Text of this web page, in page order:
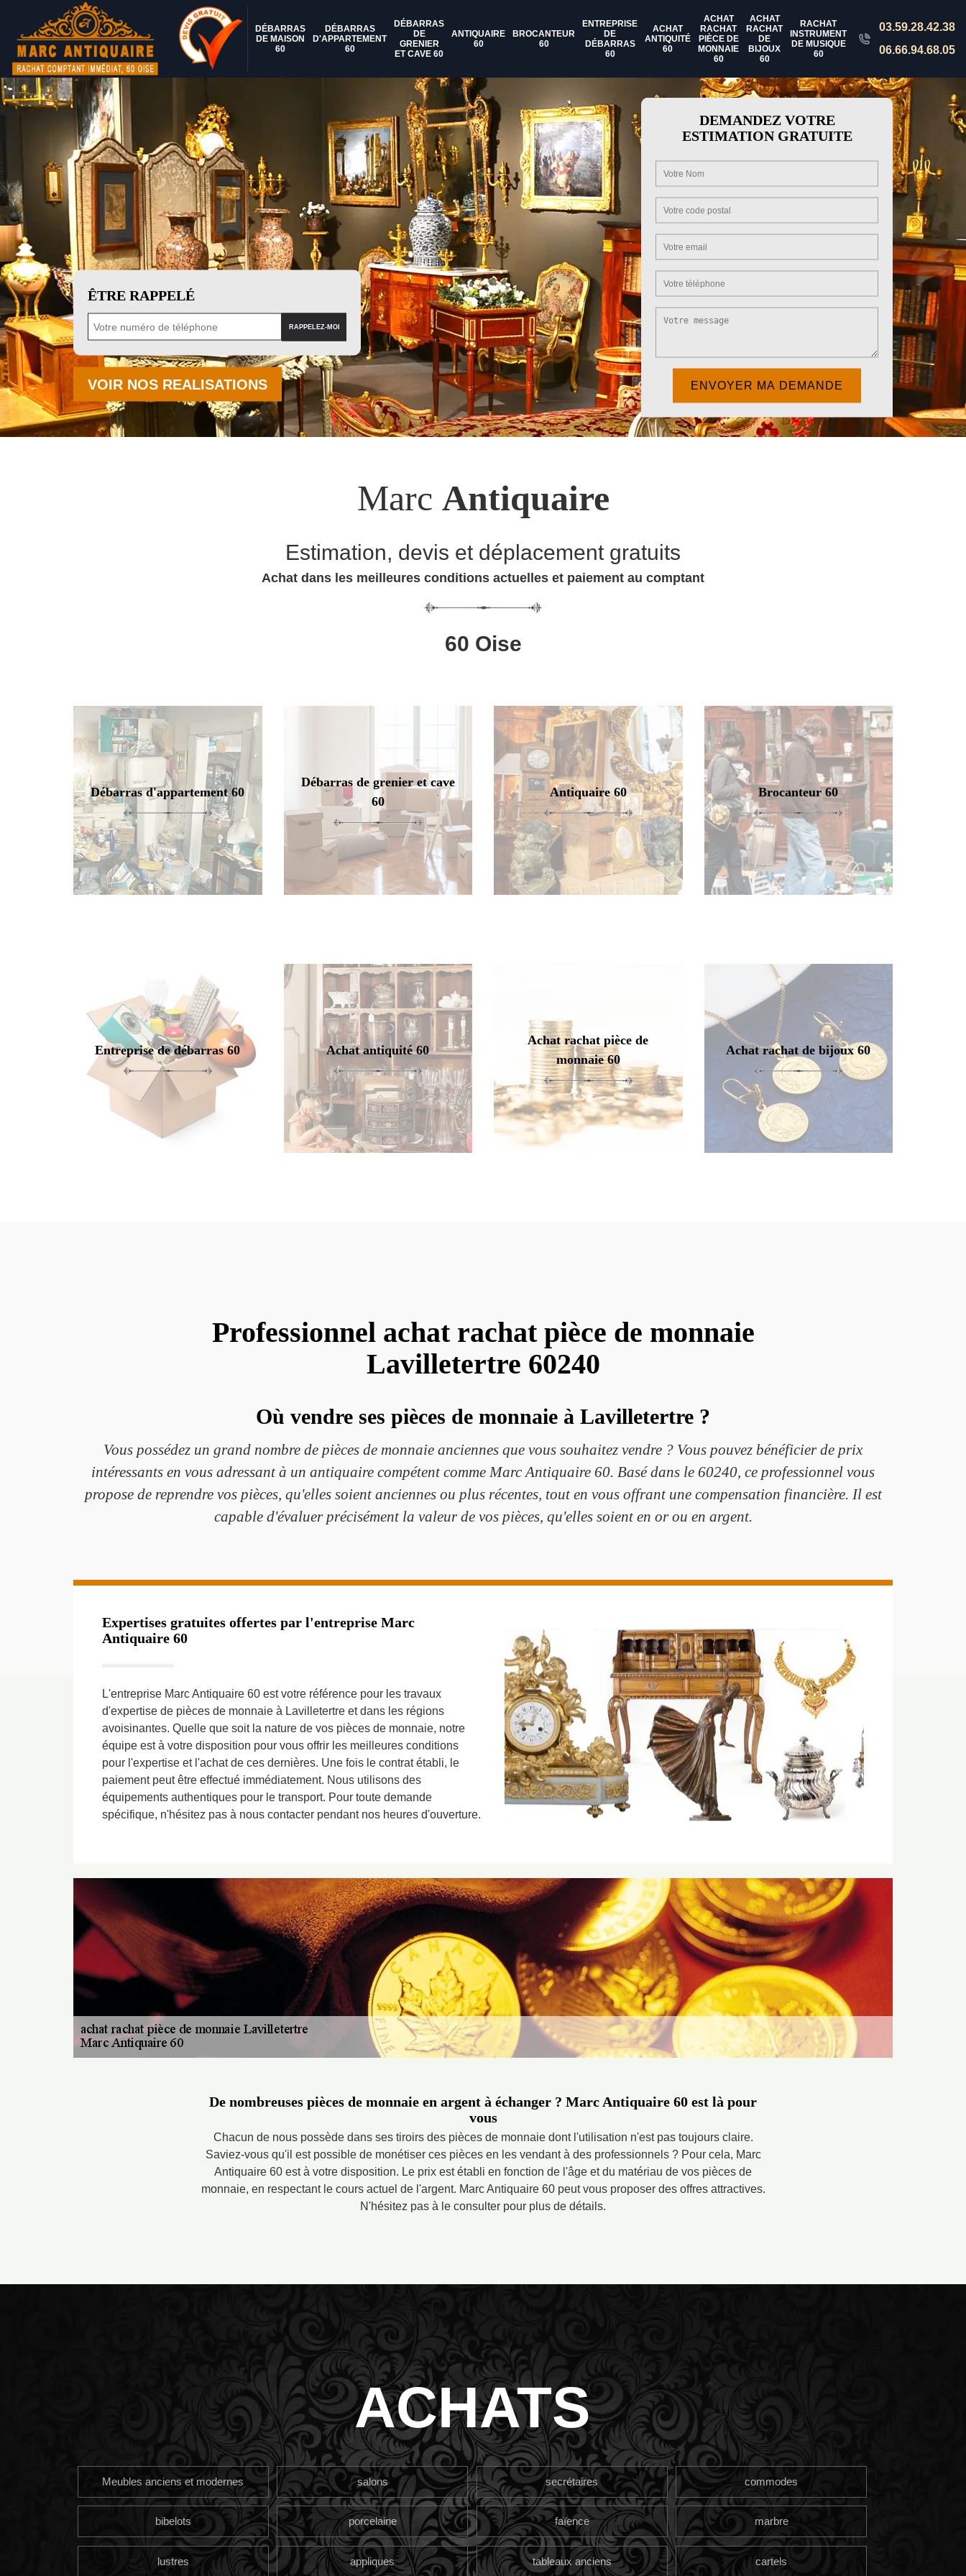
DÉBARRAS
DE MAISON
60
DÉBARRAS
D'APPARTEMENT
60
DÉBARRAS
DE
GRENIER
ET CAVE 60
ANTIQUAIRE
60
BROCANTEUR
60
ENTREPRISE
DE
DÉBARRAS
60
ACHAT
ANTIQUITÉ
60
ACHAT
RACHAT
PIÈCE DE
MONNAIE
60
ACHAT
RACHAT
DE
BIJOUX
60
RACHAT
INSTRUMENT
DE MUSIQUE
60
03.59.28.42.38
06.66.94.68.05
ÊTRE RAPPELÉ
VOIR NOS REALISATIONS
DEMANDEZ VOTRE
ESTIMATION GRATUITE
Marc Antiquaire
Estimation, devis et déplacement gratuits
Achat dans les meilleures conditions actuelles et paiement au comptant
60 Oise
Débarras d'appartement 60
Débarras de grenier et cave
60
Antiquaire 60 Brocanteur 60
Entreprise de débarras 60 Achat antiquité 60
Achat rachat pièce de
monnaie 60
Achat rachat de bijoux 60
Professionnel achat rachat pièce de monnaie
Lavilletertre 60240
Où vendre ses pièces de monnaie à Lavilletertre ?
Vous possédez un grand nombre de pièces de monnaie anciennes que vous souhaitez vendre ? Vous pouvez bénéficier de prix
intéressants en vous adressant à un antiquaire compétent comme Marc Antiquaire 60. Basé dans le 60240, ce professionnel vous
propose de reprendre vos pièces, qu'elles soient anciennes ou plus récentes, tout en vous offrant une compensation financière. Il est
capable d'évaluer précisément la valeur de vos pièces, qu'elles soient en or ou en argent.
Expertises gratuites offertes par l'entreprise Marc
Antiquaire 60
L'entreprise Marc Antiquaire 60 est votre référence pour les travaux
d'expertise de pièces de monnaie à Lavilletertre et dans les régions
avoisinantes. Quelle que soit la nature de vos pièces de monnaie, notre
équipe est à votre disposition pour vous offrir les meilleures conditions
pour l'expertise et l'achat de ces dernières. Une fois le contrat établi, le
paiement peut être effectué immédiatement. Nous utilisons des
équipements authentiques pour le transport. Pour toute demande
spécifique, n'hésitez pas à nous contacter pendant nos heures d'ouverture.
De nombreuses pièces de monnaie en argent à échanger ? Marc Antiquaire 60 est là pour
vous
Chacun de nous possède dans ses tiroirs des pièces de monnaie dont l'utilisation n'est pas toujours claire.
Saviez-vous qu'il est possible de monétiser ces pièces en les vendant à des professionnels ? Pour cela, Marc
Antiquaire 60 est à votre disposition. Le prix est établi en fonction de l'âge et du matériau de vos pièces de
monnaie, en respectant le cours actuel de l'argent. Marc Antiquaire 60 peut vous proposer des offres attractives.
N'hésitez pas à le consulter pour plus de détails.
ACHATS
Meubles anciens et modernes salons secrétaires commodes
bibelots porcelaine faïence marbre
lustres appliques tableaux anciens cartels